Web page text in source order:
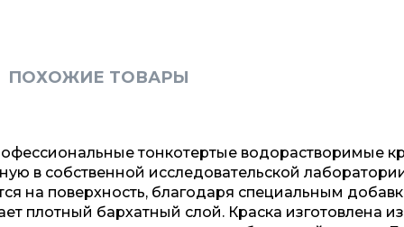
ПОХОЖИЕ ТОВАРЫ
тонкотертые водорастворимые
в собственной исследовательской
на поверхность, благодаря специальным
плотный бархатный слой. Краска изготовлена из